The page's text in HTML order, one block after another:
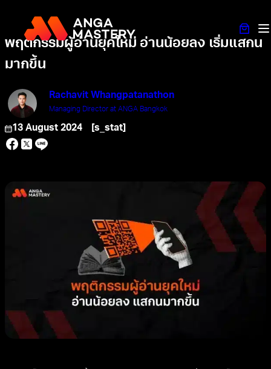
พฤติกรรมผู้อ่านยุคใหม่ อ่านน้อยลง เริ่มแสกน
มากขึ้น
Rachavit Whangpatanathon
Managing Director at ANGA Bangkok
13 August 2024 [s_stat]